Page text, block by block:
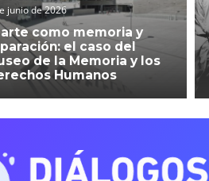
junio de 2026
arte como memoria y
el caso del
de la Memoria y los
Humanos